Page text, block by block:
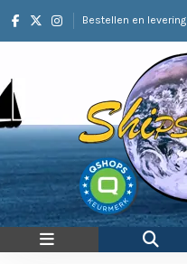
Bestellen en levering